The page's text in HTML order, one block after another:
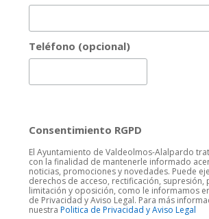
Teléfono (opcional)
Consentimiento RGPD
El Ayuntamiento de Valdeolmos-Alalpardo
con la finalidad de mantenerle informado
noticias, promociones y novedades. Puede
derechos de acceso, rectificación,
limitación y oposición, como le informamos
de Privacidad y Aviso Legal. Para más
nuestra Politica de Privacidad y Aviso Legal